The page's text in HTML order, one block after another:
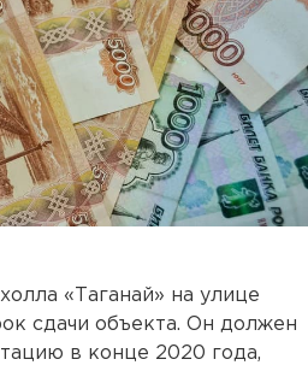
«Таганай» на улице
сдачи объекта. Он должен
в конце 2020 года,